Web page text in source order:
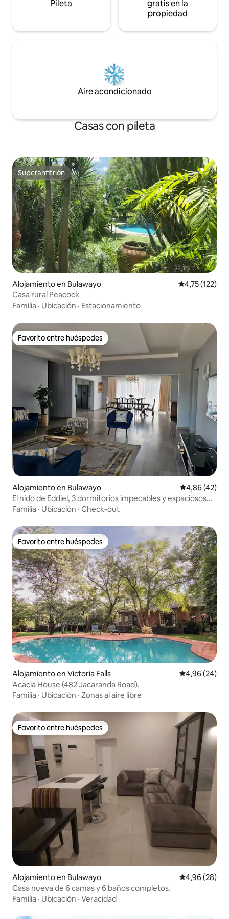
Pileta
gratis en la
propiedad
Aire acondicionado
Casas con pileta
Superanfitrión
Superanfitrión
Alojamiento en Bulawayo Calificación
4,75 (122)
Casa rural Peacock
Familia · Ubicación · Estacionamiento
Favorito entre huéspedes
Favorito entre huéspedes
Alojamiento en Bulawayo Calificación
4,86 (42)
El nido de Eddiel, 3 dormitorios impecables y espaciosos
con piscina
Familia · Ubicación · Check-out
Favorito entre huéspedes
Favorito entre huéspedes
Alojamiento en Victoria Falls Calificación
4,96 (24)
Acacia House (482 Jacaranda Road).
Familia · Ubicación · Zonas al aire libre
Favorito entre huéspedes
Favorito entre huéspedes
Alojamiento en Bulawayo Calificación
4,96 (28)
Casa nueva de 6 camas y 6 baños completos.
Familia · Ubicación · Veracidad